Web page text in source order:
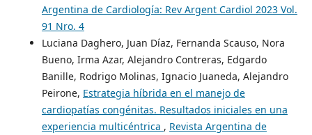
Argentina de Cardiología: Rev Argent Cardiol 2023 Vol.
91 Nro. 4
Luciana Daghero, Juan Díaz, Fernanda Scauso, Nora
Bueno, Irma Azar, Alejandro Contreras, Edgardo
Banille, Rodrigo Molinas, Ignacio Juaneda, Alejandro
Peirone, Estrategia híbrida en el manejo de
cardiopatías congénitas. Resultados iniciales en una
experiencia multicéntrica , Revista Argentina de